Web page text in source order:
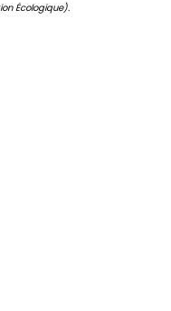
Écologique).